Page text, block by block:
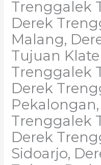
Trenggalek
Derek
Malang,
Tujuan
Trenggalek
Derek
Trenggalek
Derek
Sidoarjo,